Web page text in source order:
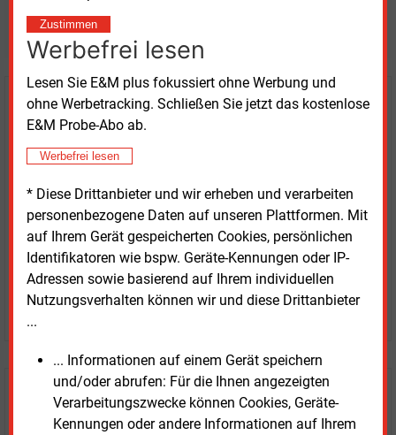
Zustimmen
Werbefrei lesen
Lesen Sie E&M plus fokussiert ohne Werbung und
ohne Werbetracking. Schließen Sie jetzt das kostenlose
E&M Probe-Abo ab.
Werbefrei lesen
* Diese Drittanbieter und wir erheben und verarbeiten
personenbezogene Daten auf unseren Plattformen. Mit
auf Ihrem Gerät gespeicherten Cookies, persönlichen
Identifikatoren wie bspw. Geräte-Kennungen oder IP-
Adressen sowie basierend auf Ihrem individuellen
Nutzungsverhalten können wir und diese Drittanbieter
...
... Informationen auf einem Gerät speichern
und/oder abrufen: Für die Ihnen angezeigten
Verarbeitungszwecke können Cookies, Geräte-
Kennungen oder andere Informationen auf Ihrem
weitere Nachrichten lesen?
Kaufen Sie den Artikel
erhalten Sie sofort diesen redaktionellen Beitrag für
nur €2.98
JETZT ARTIKEL KAUFEN
Testen SieE&M
kostenlos und
unverbindlich